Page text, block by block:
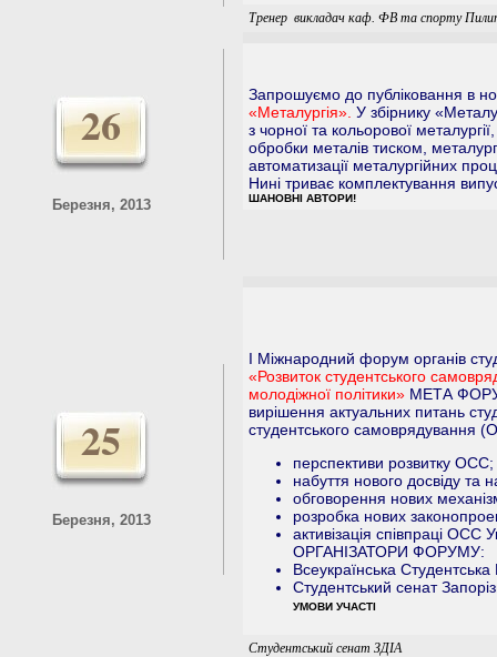
Тренер ­ викладач каф. ФВ та спорту
26
Березня, 2013
Запрошуємо до публіковання в
«Металургія». У збірнику
з чорної та кольорової
обробки металів тиском,
автоматизації металургійних
Нині триває комплектування
ШАНОВНІ АВТОРИ!
25
Березня, 2013
І Міжнародний форум органів
«Розвиток студентського
молодіжної політики» МЕТА
вирішення актуальних питань
студентського самоврядування
перспективи розвитку ОСС;
набуття нового досвіду та
обговорення нових
розробка нових
активізація співпраці ОСС
ОРГАНІЗАТОРИ ФОРУМУ:
Всеукраїнська Студентська
Студентський сенат
УМОВИ УЧАСТІ
Студентський сенат ЗДІА